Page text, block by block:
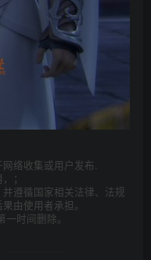
络收集或用户发布.
；
遵循国家相关法律、法规
由使用者承担。
时间删除。